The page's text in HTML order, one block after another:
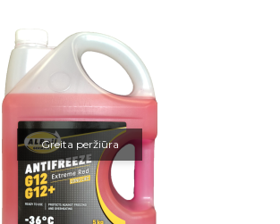
Greita peržiūra